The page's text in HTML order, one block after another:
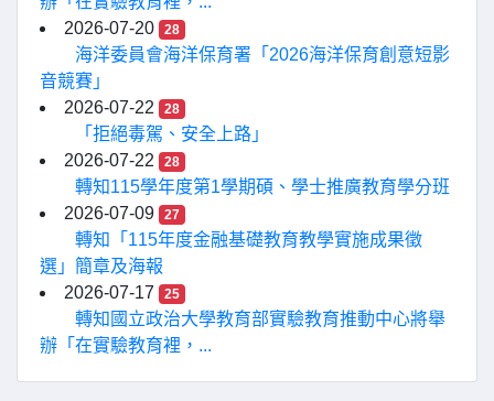
2026-07-20
28
海洋委員會海洋保育署「2026海洋保育創意短影
音競賽」
2026-07-22
28
「拒絕毒駕、安全上路」
2026-07-22
28
轉知115學年度第1學期碩、學士推廣教育學分班
2026-07-09
27
轉知「115年度金融基礎教育教學實施成果徵
選」簡章及海報
2026-07-17
25
轉知國立政治大學教育部實驗教育推動中心將舉
辦「在實驗教育裡，...